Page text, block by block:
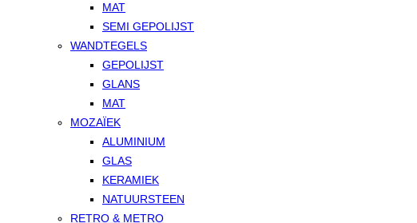
MAT
SEMI GEPOLIJST
WANDTEGELS
GEPOLIJST
GLANS
MAT
MOZAÏEK
ALUMINIUM
GLAS
KERAMIEK
NATUURSTEEN
RETRO & METRO